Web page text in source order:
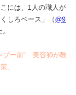
には、1人の職人が
しろベース」（@9
プー前”…美容師が教
」